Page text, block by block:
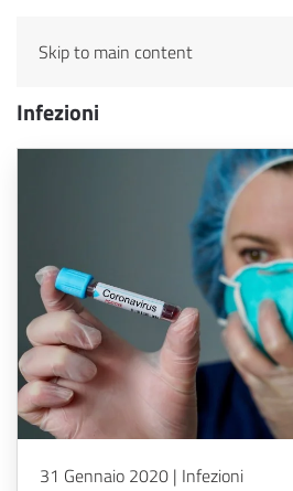
Skip to main content
Infezioni
31 Gennaio 2020 | Infezioni